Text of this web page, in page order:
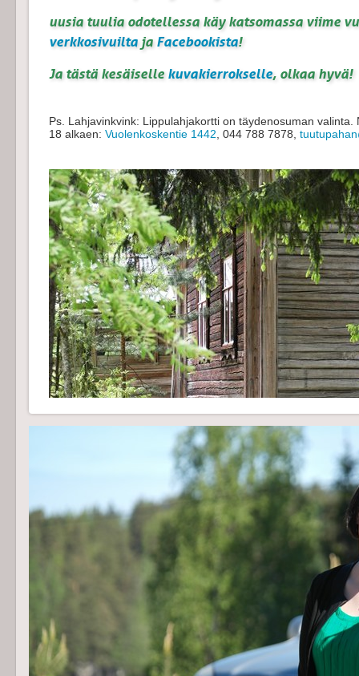
uusia tuulia odotellessa käy katsomassa viime
verkkosivuiltajaFacebookista!
Ja tästä kesäiselle kuvakierrokselle, olkaa hyvä!
Ps. Lahjavinkvink: Lippulahjakortti on täydenosuman
18 alkaen: Vuolenkoskentie 1442 , 044 788 7878,